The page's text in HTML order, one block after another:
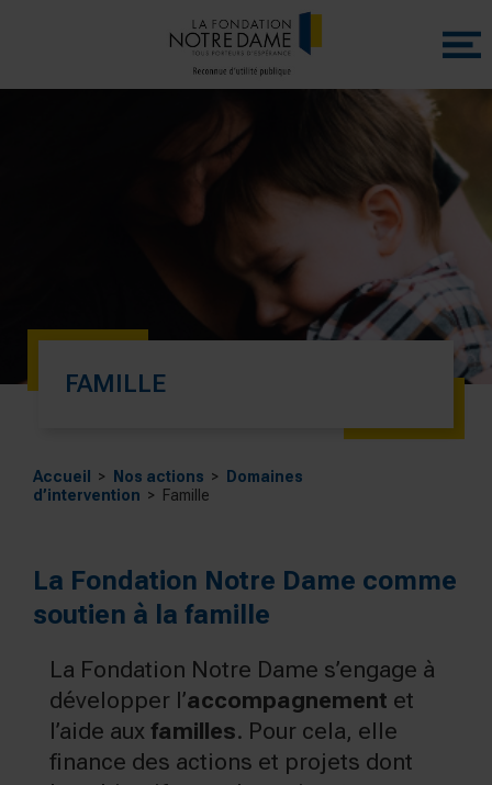
Menu
FAMILLE
Accueil Nos actions
Domaines
d’intervention
Famille
La Fondation Notre Dame comme
soutien à la famille
La Fondation Notre Dame s’engage à
développer l’accompagnement et
l’aide aux familles. Pour cela, elle
finance des actions et projets dont